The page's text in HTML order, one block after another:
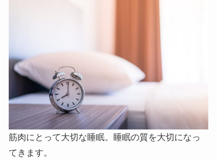
筋肉にとって大切な睡眠。睡眠の質を大切になっ
てきます。